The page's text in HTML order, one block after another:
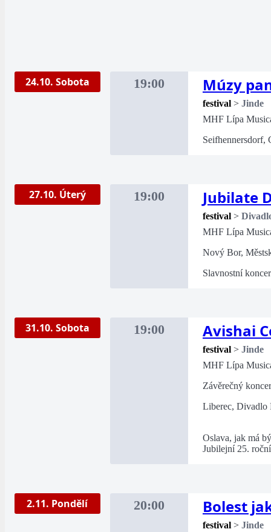
24.10. Sobota 19:00 Múzy
festival > Jinde
MHF Lípa
Seifhennersdorf,
27.10. Úterý 19:00 Jubilate
festival >
MHF Lípa
Nový Bor,
Slavnostní
31.10. Sobota 19:00 Avishai
festival > Jinde
MHF Lípa
Závěrečný
Liberec, Divadlo
Oslava, jak má
Jubilejní 25.
2.11. Pondělí 20:00 Bolest
festival > Jinde